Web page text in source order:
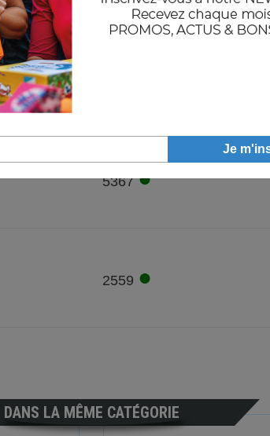
Stocks
5367●
2559 ●
DANS LA MÊME CATÉGORIE